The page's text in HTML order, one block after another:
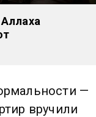
—
вручили